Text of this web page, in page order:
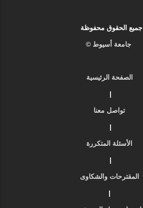
جميع الحقوق محفوظة
جامعة أسيوط ©
الصفحة الرئيسية
|
تواصل معنا
|
الأسئلة المتكررة
|
المقترحات والشكاوى
|